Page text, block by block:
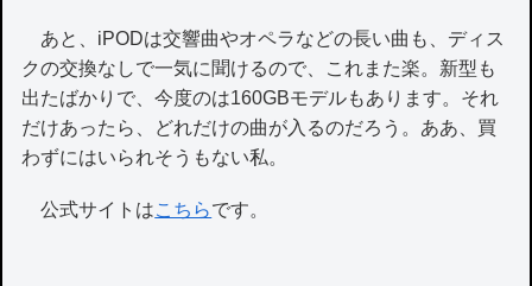
あと、iPODは交響曲やオペラなどの長い曲も、ディス
クの交換なしで一気に聞けるので、これまた楽。新型も
出たばかりで、今度のは160GBモデルもあります。それ
だけあったら、どれだけの曲が入るのだろう。ああ、買
わずにはいられそうもない私。
公式サイトはこちらです。